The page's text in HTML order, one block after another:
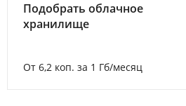
Подобрать облачное
хранилище
От 6,2 коп. за 1 Гб/месяц